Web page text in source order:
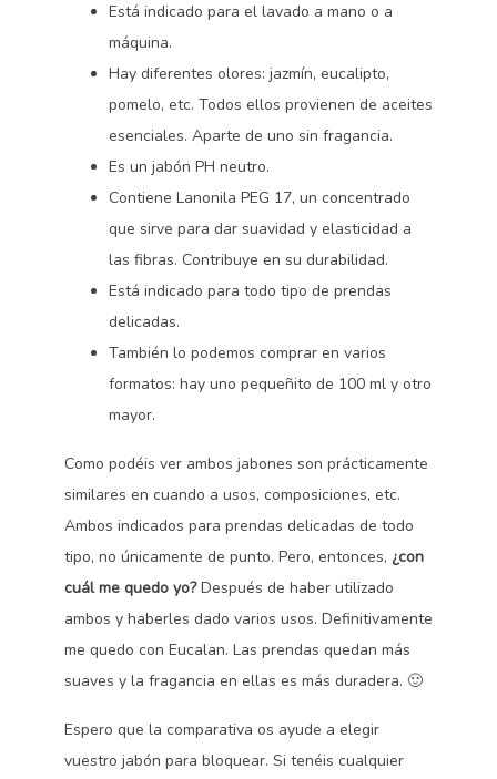
Está indicado para el lavado a mano o a
máquina.
Hay diferentes olores: jazmín, eucalipto,
pomelo, etc. Todos ellos provienen de aceites
esenciales. Aparte de uno sin fragancia.
Es un jabón PH neutro.
Contiene Lanonila PEG 17, un concentrado
que sirve para dar suavidad y elasticidad a
las fibras. Contribuye en su durabilidad.
Está indicado para todo tipo de prendas
delicadas.
También lo podemos comprar en varios
formatos: hay uno pequeñito de 100 ml y otro
mayor.
Como podéis ver ambos jabones son prácticamente
similares en cuando a usos, composiciones, etc.
Ambos indicados para prendas delicadas de todo
tipo, no únicamente de punto. Pero, entonces, ¿con
cuál me quedo yo?Después de haber utilizado
ambos y haberles dado varios usos. Definitivamente
me quedo con Eucalan. Las prendas quedan más
suaves y la fragancia en ellas es más duradera. 🙂
Espero que la comparativa os ayude a elegir
vuestro jabón para bloquear. Si tenéis cualquier